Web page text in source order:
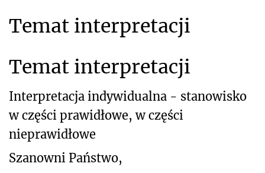
Temat interpretacji
Temat interpretacji
Interpretacja indywidualna - stanowisko
w części prawidłowe, w części
nieprawidłowe
Szanowni Państwo,